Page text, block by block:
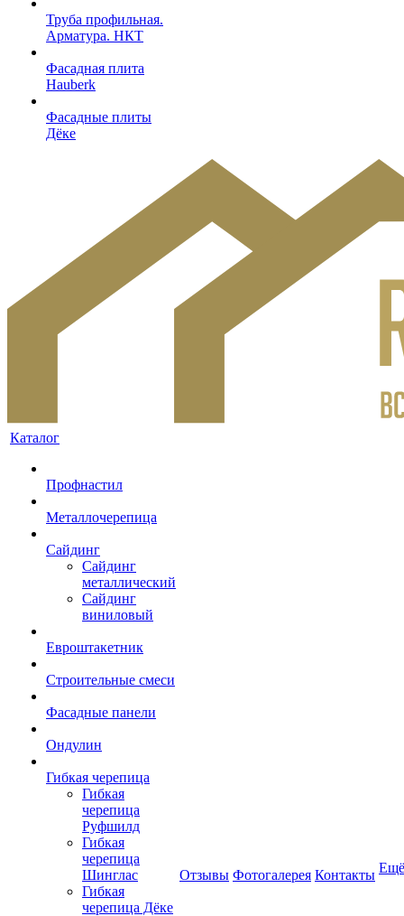
Труба профильная.
Арматура. НКТ
Фасадная плита
Hauberk
Фасадные плиты
Дёке
Каталог
Профнастил
Металлочерепица
Сайдинг
Сайдинг
металлический
Сайдинг
виниловый
Евроштакетник
Строительные смеси
Фасадные панели
Ондулин
Гибкая черепица
Гибкая
черепица
Руфшилд
Гибкая
черепица
Шинглас
Гибкая
черепица Дёке
Отзывы Фотогалерея Контакты Ещё